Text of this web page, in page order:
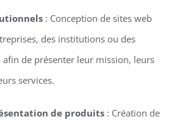
: Conception de sites web
des institutions ou des
afin de présenter leur mission, leurs
services.
de produits: Création de